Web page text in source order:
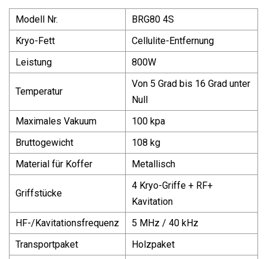
Modell Nr.
BRG80 4S
Kryo-Fett
Cellulite-Entfernung
Leistung
800W
Temperatur
Von 5 Grad bis 16 Grad unter
Null
Maximales Vakuum
100 kpa
Bruttogewicht
108 kg
Material für Koffer
Metallisch
Griffstücke
4 Kryo-Griffe + RF+
Kavitation
HF-/Kavitationsfrequenz
5 MHz / 40 kHz
Transportpaket
Holzpaket